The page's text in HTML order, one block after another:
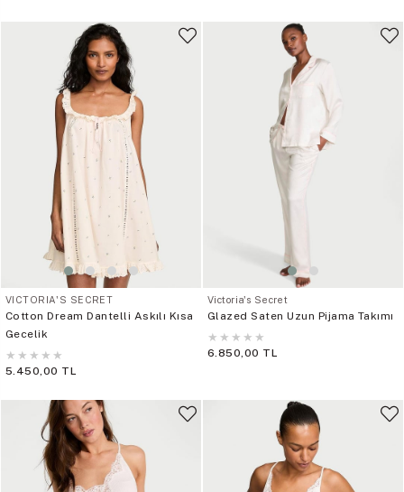
VICTORIA'S SECRET
Cotton Dream Dantelli Askılı Kısa
Gecelik
★ ★ ★ ★ ★
5.450,00 TL
Victoria's Secret
Glazed Saten Uzun Pijama Takımı
★ ★ ★ ★ ★
6.850,00 TL